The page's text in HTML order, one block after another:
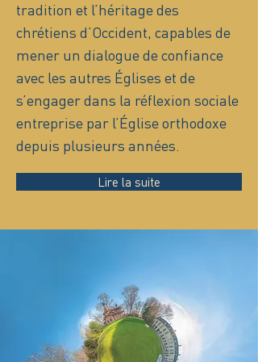
tradition et l’héritage des
chrétiens d’Occident, capables de
mener un dialogue de confiance
avec les autres Églises et de
s’engager dans la réflexion sociale
entreprise par l’Église orthodoxe
depuis plusieurs années.
Lire la suite